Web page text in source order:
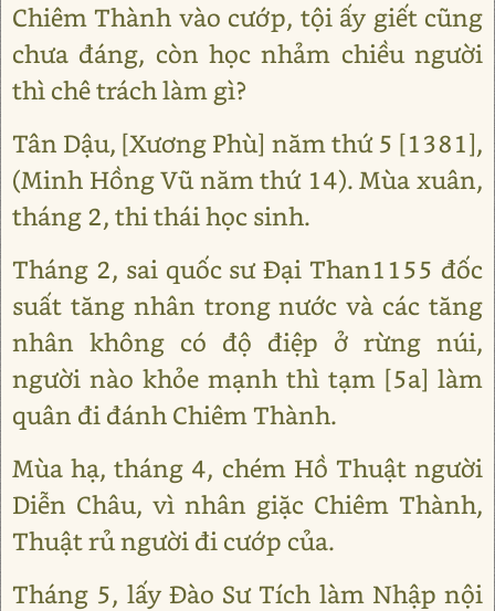
Chiêm Thành vào cướp, tội ấy giết cũng
chưa đáng, còn học nhảm chiều người
thì chê trách làm gì?
Tân Dậu, [Xương Phù] năm thứ 5 [1381],
(Minh Hồng Vũ năm thứ 14). Mùa xuân,
tháng 2, thi thái học sinh.
Tháng 2, sai quốc sư Đại Than1155 đốc
suất tăng nhân trong nước và các tăng
nhân không có độ điệp ở rừng núi,
người nào khỏe mạnh thì tạm [5a] làm
quân đi đánh Chiêm Thành.
Mùa hạ, tháng 4, chém Hồ Thuật người
Diễn Châu, vì nhân giặc Chiêm Thành,
Thuật rủ người đi cướp của.
Tháng 5, lấy Đào Sư Tích làm Nhập nội